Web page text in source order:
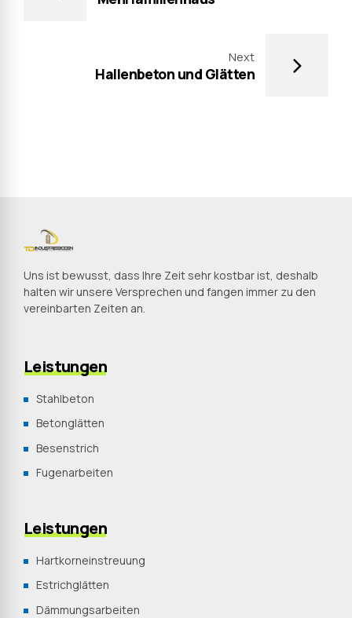
Next
Hallenbeton und Glätten
Uns ist bewusst, dass Ihre Zeit sehr kostbar ist, deshalb
halten wir unsere Versprechen und fangen immer zu den
vereinbarten Zeiten an.
Leistungen
Stahlbeton
Betonglätten
Besenstrich
Fugenarbeiten
Leistungen
Hartkorneinstreuung
Estrichglätten
Dämmungsarbeiten